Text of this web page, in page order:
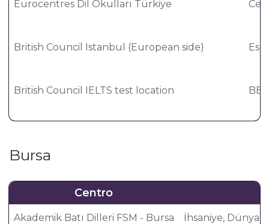
Eurocentres Dil Okulları Türkiye
British Council Istanbul (European side)
British Council IELTS test location
Bursa
Centro
Akademik Batı Dilleri FSM - Bursa İhsaniye, Dünya